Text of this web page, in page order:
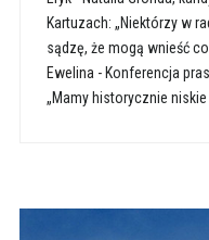
Kartuzach: „Niektórzy w
sądzę, że mogą wnieść
Ewelina - Konferencja
„Mamy historycznie niskie